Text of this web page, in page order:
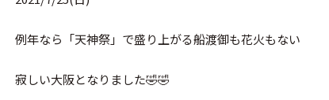
例年なら「天神祭」で盛り上がる船渡御も花火もない
寂しい大阪となりました🤣🤣